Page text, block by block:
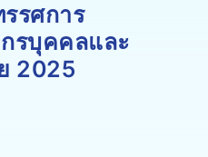
รศการ
รบุคคลและ
2025